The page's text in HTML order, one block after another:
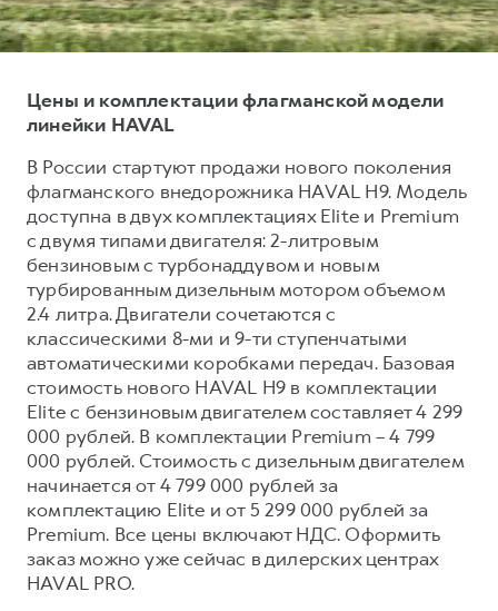
H7
от 3 799 000 ₽
Тест-драйв
Кредитный калькулятор
Страхование
Кредит
КОРПОРАТИВНЫМ КЛИЕНТАМ
Для малого бизнеса
Корпоративным клиентам
Крупным корпоративным клиентам
Система управления автопарком
Сервис для корпоративных клиентов
HAVAL Лизинг
СЕРВИСНОЕ ОБСЛУЖИВАНИЕ
Программа «Помощь на дороге»
Электронный ПТС
ПОДДЕРЖКА
GWM Безопасность
Гарантия HAVAL
Мобильное приложение GWM
Программа «HAVAL Защита+»
Руководства по эксплуатации
Подписки
АКСЕССУАРЫ HAVAL
Автомобильные аксессуары
О дилере
Контакты
Цены и комплектации флагманской модели
линейки HAVAL
В России стартуют продажи нового поколения
флагманского внедорожника HAVAL H9. Модель
доступна в двух комплектациях Elite и Premium
с двумя типами двигателя: 2-литровым
бензиновым с турбонаддувом и новым
турбированным дизельным мотором объемом
2.4 литра. Двигатели сочетаются с
классическими 8-ми и 9-ти ступенчатыми
автоматическими коробками передач. Базовая
стоимость нового HAVAL H9 в комплектации
Elite с бензиновым двигателем составляет 4 299
000 рублей. В комплектации Premium – 4 799
000 рублей. Стоимость с дизельным двигателем
начинается от 4 799 000 рублей за
комплектацию Elite и от 5 299 000 рублей за
Premium. Все цены включают НДС. Оформить
заказ можно уже сейчас в дилерских центрах
HAVAL PRO.